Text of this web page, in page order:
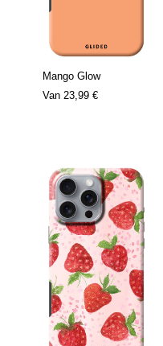
Mango Glow
Van 23,99 €